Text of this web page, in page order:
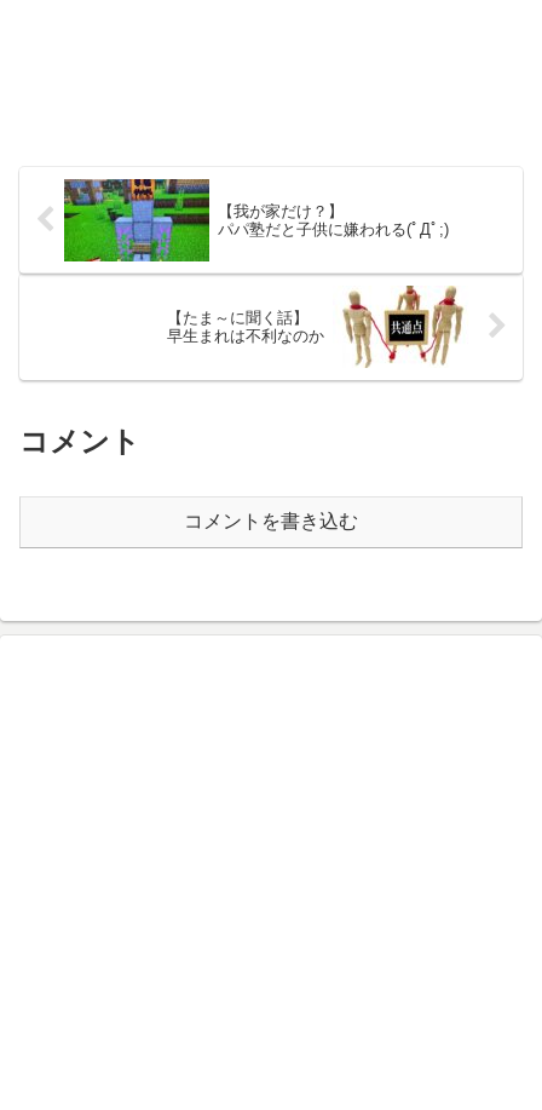
【我が家だけ？】
パパ塾だと子供に嫌われる(ﾟДﾟ;)
【たま～に聞く話】
早生まれは不利なのか
コメント
コメントを書き込む